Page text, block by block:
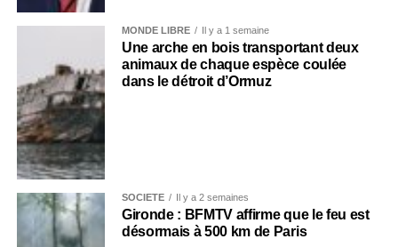
MONDE LIBRE Il y a 1 semaine
Une arche en bois transportant deux
animaux de chaque espèce coulée
dans le détroit d’Ormuz
SOCIÉTÉ Il y a 2 semaines
Gironde : BFMTV affirme que le feu est
désormais à 500 km de Paris